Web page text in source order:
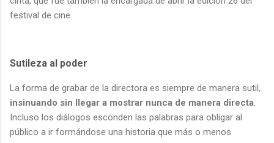
festival de cine.
Sutileza al poder
La forma de grabar de la directora es siempre de manera sutil,
insinuando sin llegar a mostrar nunca de manera directa
Incluso los diálogos esconden las palabras para obligar al
público a ir formándose una historia que más o menos